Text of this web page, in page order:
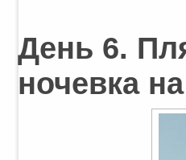
День 6.
ночевка